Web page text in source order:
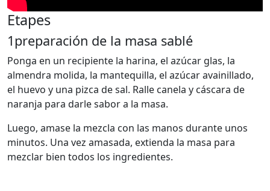
Etapes
1preparación de la masa sablé
Ponga en un recipiente la harina, el azúcar glas, la
almendra molida, la mantequilla, el azúcar avainillado,
el huevo y una pizca de sal. Ralle canela y cáscara de
naranja para darle sabor a la masa.
Luego, amase la mezcla con las manos durante unos
minutos. Una vez amasada, extienda la masa para
mezclar bien todos los ingredientes.